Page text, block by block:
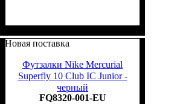
Новая поставка
Футзалки Nike Mercurial
Superfly 10 Club IC Junior -
черный
FQ8320-001-EU